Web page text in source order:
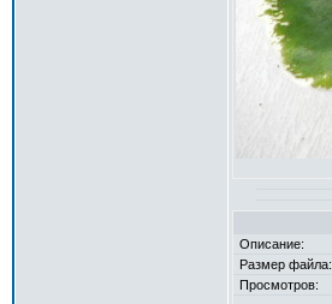
Описание:
Размер файла:
Просмотров: